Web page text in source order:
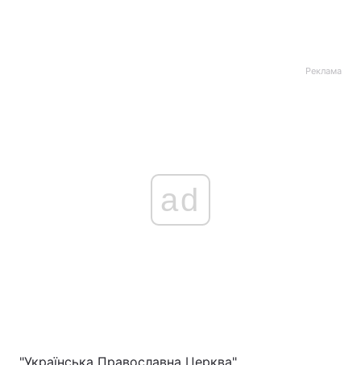
Реклама
ad
"Українська Православна Церква"